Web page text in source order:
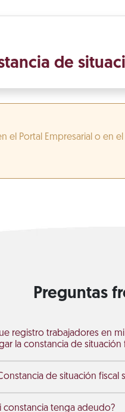
de
el Portal Empresarial o en
Preguntas
registro trabajadores en
la constancia de situación
de situación fiscal
constancia tenga adeudo?